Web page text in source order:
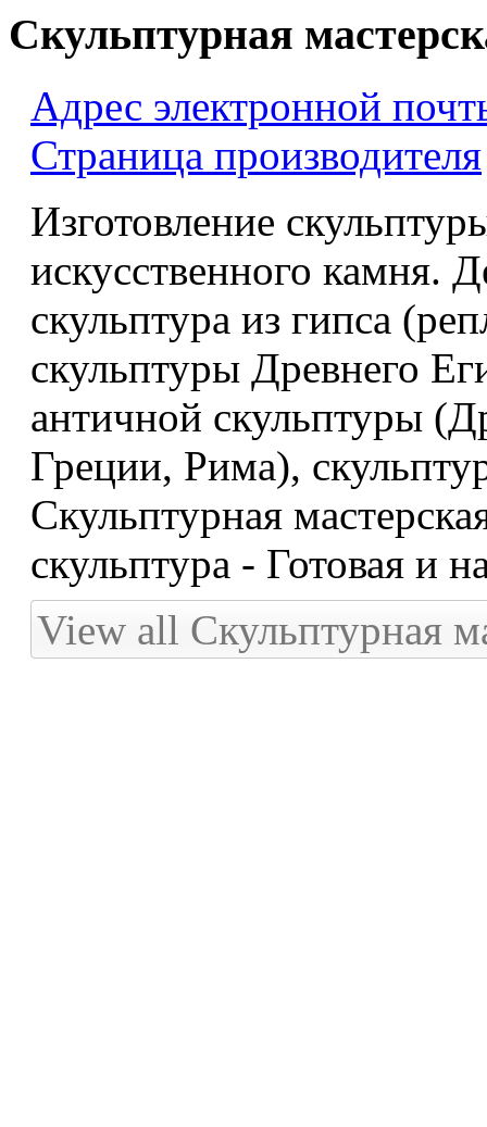
Скульптурная
Адрес электронной
Страница производителя
Изготовление
искусственного камня.
скульптура из гипса
скульптуры Древнего
античной скульптуры
Греции, Рима),
Скульптурная
скульптура - Готовая и
View all Скульптурная